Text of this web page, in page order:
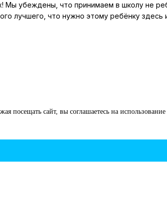
Мы убеждены, что принимаем в школу не
лучшего, что нужно этому ребёнку здесь
посещать сайт, вы соглашаетесь на